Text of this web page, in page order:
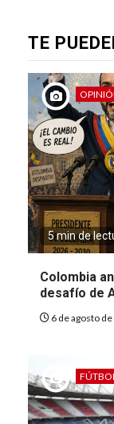
TE
5 min de
Colombia
desafío de
6 de agosto
FÚTBOL